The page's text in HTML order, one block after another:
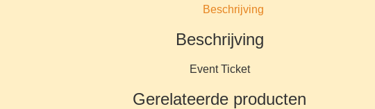
Beschrijving
Beschrijving
Event Ticket
Gerelateerde producten